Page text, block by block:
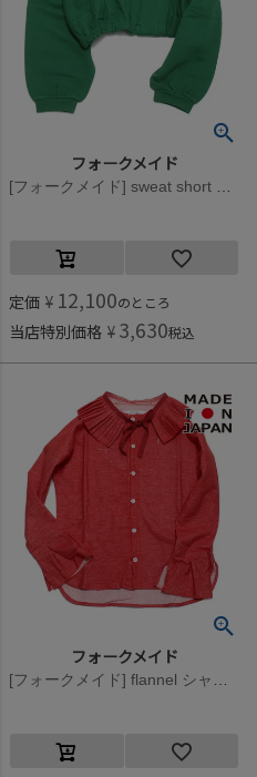
フォークメイド
[フォークメイド] sweat short ブルゾン グリーン
定価 ¥ 12,100のところ
当店特別価格 ¥ 3,630税込
フォークメイド
[フォークメイド] flannel シャツ レッド